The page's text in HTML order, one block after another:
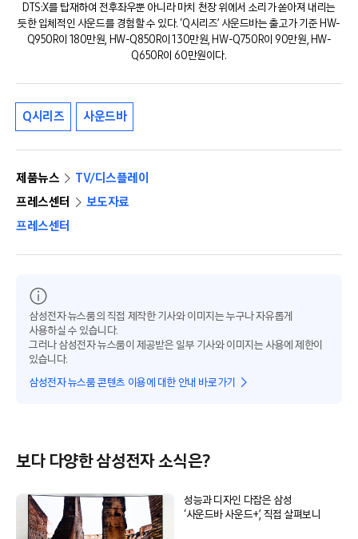
DTS:X를 탑재하여 전후좌우뿐 아니라 마치 천장 위에서 소리가 쏟아져 내리는
듯한 입체적인 사운드를 경험할 수 있다. ‘Q시리즈’ 사운드바는 출고가 기준 HW-
Q950R이 180만원, HW-Q850R이 130만원, HW-Q750R이 90만원, HW-
Q650R이 60만원이다.
Q시리즈 사운드바
제품뉴스
TV/디스플레이
프레스센터
보도자료
프레스센터
삼성전자 뉴스룸의 직접 제작한 기사와 이미지는 누구나 자유롭게
사용하실 수 있습니다.
그러나 삼성전자 뉴스룸이 제공받은 일부 기사와 이미지는 사용에 제한이
있습니다.
삼성전자 뉴스룸 콘텐츠 이용에 대한 안내 바로가기
보다 다양한 삼성전자 소식은?
성능과 디자인 다잡은 삼성
‘사운드바 사운드+’, 직접 살펴보니